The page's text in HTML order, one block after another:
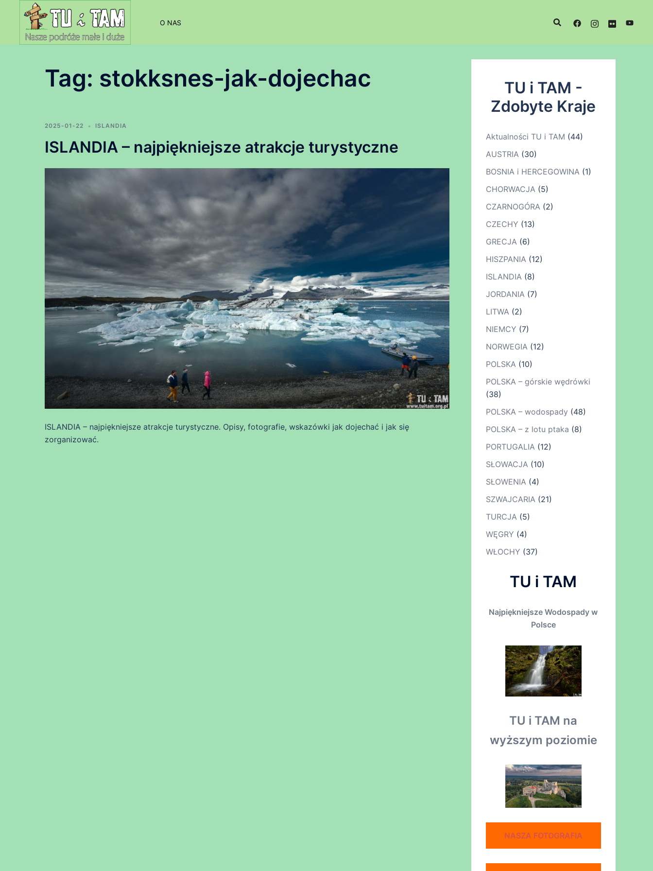
O NAS
Tag: stokksnes-jak-dojechac
2025-01-22 ISLANDIA
ISLANDIA – najpiękniejsze atrakcje turystyczne
ISLANDIA – najpiękniejsze atrakcje turystyczne. Opisy, fotografie, wskazówki jak dojechać i jak się
zorganizować.
TU i TAM -
Zdobyte Kraje
Aktualności TU i TAM (44)
AUSTRIA(30)
BOSNIA i HERCEGOWINA(1)
CHORWACJA(5)
CZARNOGÓRA(2)
CZECHY (13)
GRECJA(6)
HISZPANIA(12)
ISLANDIA(8)
JORDANIA(7)
LITWA(2)
NIEMCY (7)
NORWEGIA(12)
POLSKA(10)
POLSKA – górskie wędrówki
(38)
POLSKA – wodospady (48)
POLSKA – z lotu ptaka (8)
PORTUGALIA(12)
SŁOWACJA(10)
SŁOWENIA(4)
SZWAJCARIA(21)
TURCJA(5)
WĘGRY (4)
WŁOCHY (37)
TU i TAM
Najpiękniejsze Wodospady w
Polsce
TU i TAM na
wyższym poziomie
NASZA FOTOGRAFIA